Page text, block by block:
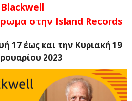
Blackwell
στην Island Records
17 έως και την Κυριακή 19
2023